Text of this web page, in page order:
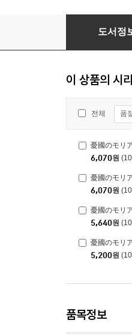
憂國のモリア-
도서정
이 상품의 시
전체 품
憂國のモリ
6,070원
憂國のモリ
6,070원
憂國のモリ
5,640원
憂國のモリ
5,200원
품목정보